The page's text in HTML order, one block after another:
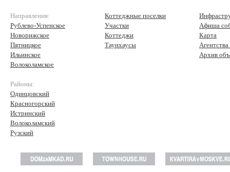
Направления:
Рублево-Успенское
Новорижское
Пятницкое
Ильинское
Волоколамское
Районы:
Одинцовский
Красногорский
Истринский
Волоколамский
Рузский
Коттеджные поселки
Участки
Коттеджи
Таунхаусы
Афиша
Карта
Архив